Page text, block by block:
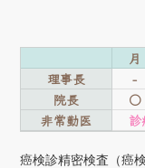
月
理事長
-
院長
○
非常勤医
診
癌検診精密検査（癌